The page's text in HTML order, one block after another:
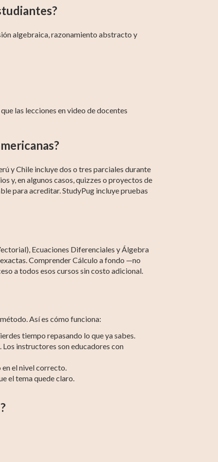
algebraica, razonamiento abstracto y
las lecciones en video de docentes
y Chile incluye dos o tres parciales durante
y, en algunos casos, quizzes o proyectos de
para acreditar. StudyPug incluye pruebas
Ecuaciones Diferenciales y Álgebra
Comprender Cálculo a fondo —no
a todos esos cursos sin costo adicional.
Así es cómo funciona:
tiempo repasando lo que ya sabes.
instructores son educadores con
el nivel correcto.
el tema quede claro.